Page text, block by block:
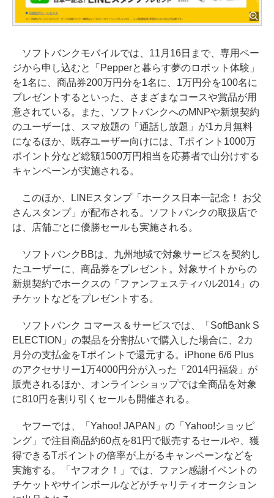
ソフトバンクモバイルでは、11月16日まで、専用ペー
ジから申し込むと「Pepperと暮らす夢のロボット体験」
を1名に、商品券200万円分を1名に、1万円分を100名に
プレゼントするといった、さまざまなコースや賞品が用
意されている。また、ソフトバンクへのMNPや新規契約
のユーザーは、スマ放題の「通話し放題」が1カ月無料
になるほか、既存ユーザー向けには、Tポイント1000万
ポイント分など総額1500万円相当を応募者で山分けする
キャンペーンが実施される。
このほか、LINEスタンプ「ホークス日本一記念！ お父
さんスタンプ」が配布される。ソフトバンクの取扱店で
は、店舗ごとに優勝セールも実施される。
ソフトバンクBBは、九州地域で対象サービスを契約し
たユーザーに、商品券をプレゼント。対象サイトからの
新規契約でホークスの「ファンフェスティバル2014」の
チケットなどをプレゼントする。
ソフトバンク コマース＆サービスでは、「SoftBank S
ELECTION」の製品を分割払いで購入した場合に、2カ
月分の支払金をTポイントで還元する。iPhone 6/6 Plus
のアクセサリー1万4000円分が入った「2014円福袋」が
販売されるほか、オンラインショップでは全商品を対象
に810円を割り引くセールも開催される。
ヤフーでは、「Yahoo! JAPAN」の「Yahoo!ショッピ
ング」で注目商品約60点を81円で販売するセールや、獲
得できるTポイントの倍率が上がるキャンペーンなどを
実施する。「ヤフオク！」では、ファン感謝イベントの
チケットやサインボールなどがチャリティオークション